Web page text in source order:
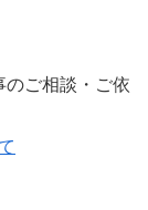
のご相談・ご依